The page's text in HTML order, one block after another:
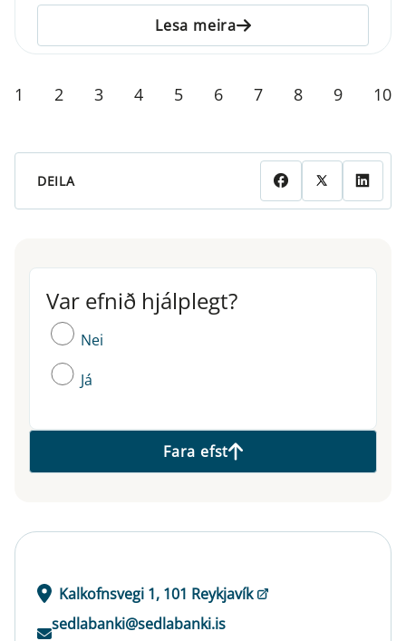
Lesa meira
1 2 3 4 5 6 7 8 9 10
DEILA
Var efnið hjálplegt?
Var efnið hjálplegt?
Nei
Já
Fara efst
Kalkofnsvegi 1, 101 Reykjavík
sedlabanki@sedlabanki.is